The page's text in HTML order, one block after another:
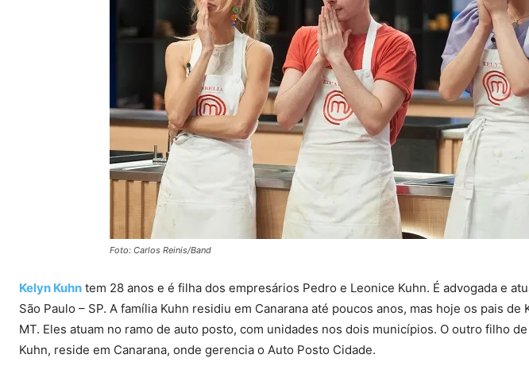
Foto: Carlos Reinis/Band
Kelyn Kuhn tem 28 anos e é filha dos empresários Pedro e Leonice Kuhn. É advogada e
São Paulo – SP. A família Kuhn residiu em Canarana até poucos anos, mas hoje os pais de
MT. Eles atuam no ramo de auto posto, com unidades nos dois municípios. O outro filho
Kuhn, reside em Canarana, onde gerencia o Auto Posto Cidade.